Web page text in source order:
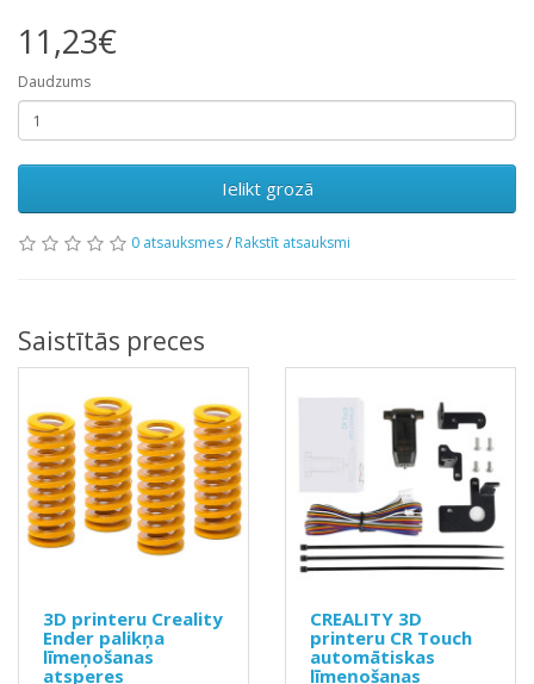
11,23€
Daudzums
Ielikt grozā
0 atsauksmes/ Rakstīt atsauksmi
Saistītās preces
3D printeru Creality
Ender palikņa
līmeņošanas
atsperes
CREALITY 3D
printeru CR Touch
automātiskas
līmeņošanas